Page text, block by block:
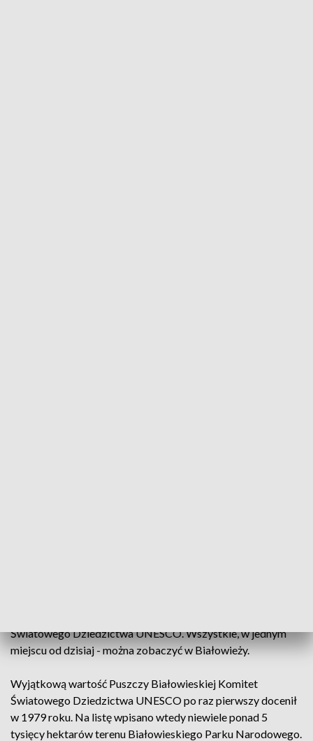
Światowego Dziedzictwa UNESCO. Wszystkie, w jednym
miejscu od dzisiaj - można zobaczyć w Białowieży.
Wyjątkową wartość Puszczy Białowieskiej Komitet
Światowego Dziedzictwa UNESCO po raz pierwszy docenił
w 1979 roku. Na listę wpisano wtedy niewiele ponad 5
tysięcy hektarów terenu Białowieskiego Parku Narodowego.